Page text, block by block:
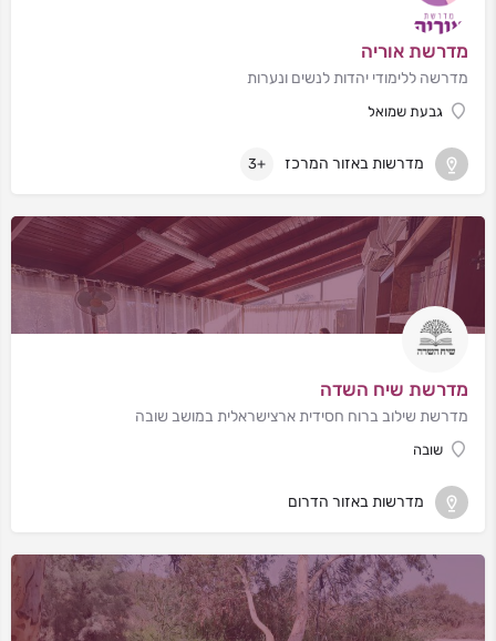
מדרשת אוריה
מדרשה ללימודי יהדות לנשים ונערות
גבעת שמואל
מדרשות באזור המרכז +3
מדרשת שיח השדה
מדרשת שילוב ברוח חסידית ארצישראלית במושב שובה
שובה
מדרשות באזור הדרום